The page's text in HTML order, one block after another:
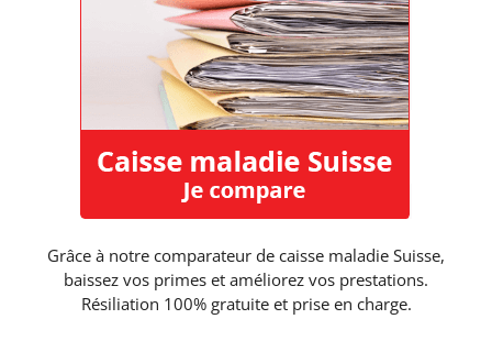
Grâce à notre comparateur de caisse maladie Suisse,
baissez vos primes et améliorez vos prestations.
Résiliation 100% gratuite et prise en charge.